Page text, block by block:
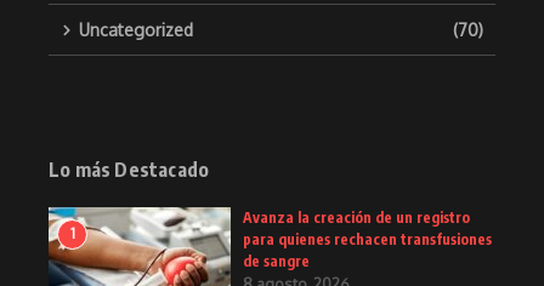
Uncategorized (70)
Lo más Destacado
1
Avanza la creación de un registro
para quienes rechacen transfusiones
de sangre